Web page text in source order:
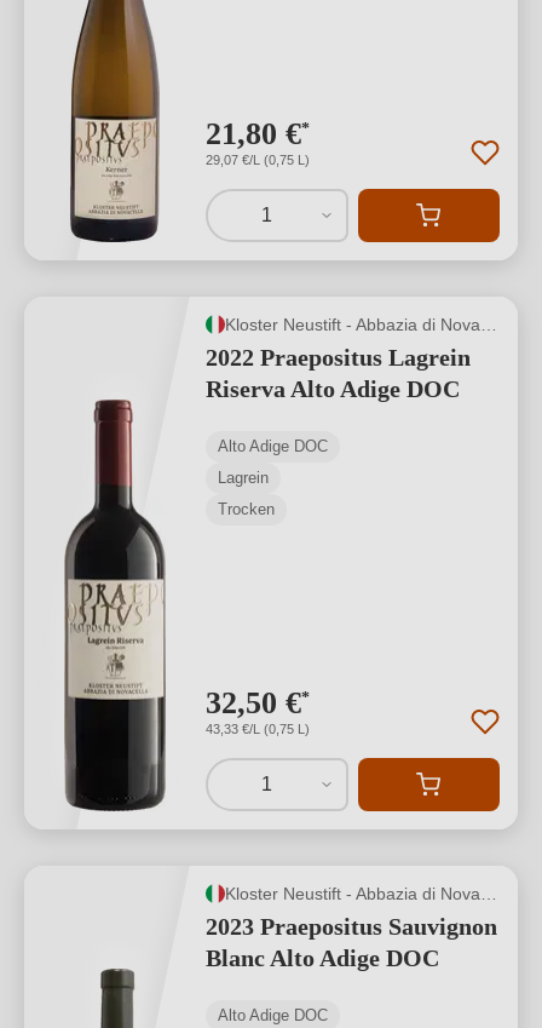
21,80 €*
29,07 €/L (0,75 L)
1
2022 Praepositus Lagrein
Riserva Alto Adige DOC
Alto Adige DOC
Lagrein
Trocken
32,50 €*
43,33 €/L (0,75 L)
1
2023 Praepositus Sauvignon
Blanc Alto Adige DOC
Alto Adige DOC